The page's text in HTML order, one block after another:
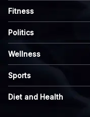
Fitness
Politics
Wellness
Sports
Diet and Health